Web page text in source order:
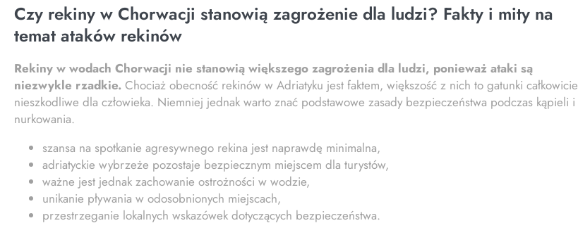
Czy rekiny w Chorwacji stanowią zagrożenie dla ludzi? Fakty i mity na
temat ataków rekinów
Rekiny w wodach Chorwacji nie stanowią większego zagrożenia dla ludzi, ponieważ ataki są
niezwykle rzadkie. Chociaż obecność rekinów w Adriatyku jest faktem, większość z nich to gatunki całkowicie
nieszkodliwe dla człowieka. Niemniej jednak warto znać podstawowe zasady bezpieczeństwa podczas kąpieli i
nurkowania.
szansa na spotkanie agresywnego rekina jest naprawdę minimalna,
adriatyckie wybrzeże pozostaje bezpiecznym miejscem dla turystów,
ważne jest jednak zachowanie ostrożności w wodzie,
unikanie pływania w odosobnionych miejscach,
przestrzeganie lokalnych wskazówek dotyczących bezpieczeństwa.